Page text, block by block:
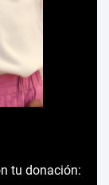
tu donación: